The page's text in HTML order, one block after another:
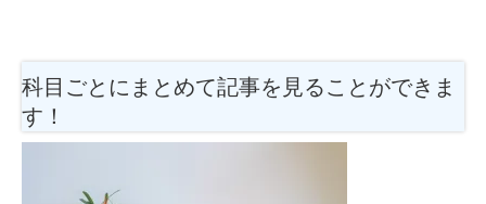
科目ごとにまとめて記事を見ることができま
す！